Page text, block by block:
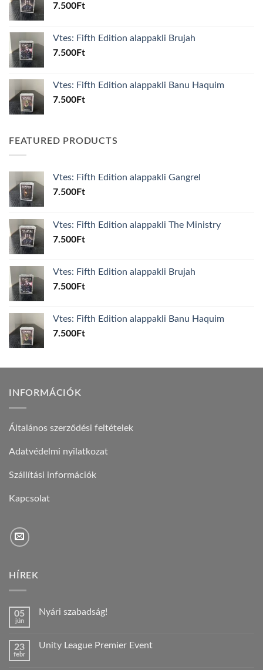
7.500Ft
Vtes: Fifth Edition alappakli Brujah
7.500Ft
Vtes: Fifth Edition alappakli Banu Haquim
7.500Ft
FEATURED PRODUCTS
Vtes: Fifth Edition alappakli Gangrel
7.500Ft
Vtes: Fifth Edition alappakli The Ministry
7.500Ft
Vtes: Fifth Edition alappakli Brujah
7.500Ft
Vtes: Fifth Edition alappakli Banu Haquim
7.500Ft
INFORMÁCIÓK
Általános szerződési feltételek
Adatvédelmi nyilatkozat
Szállítási információk
Kapcsolat
HÍREK
05
jún
Nyári szabadság!
Nyári
23
febr
Unity League Premier Event